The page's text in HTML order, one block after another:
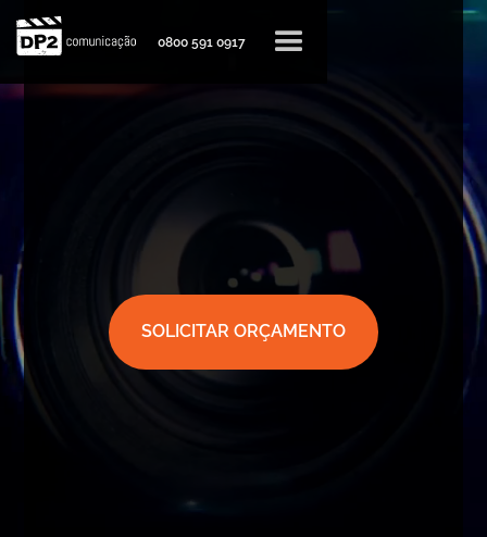
0800 591 0917
SOLICITAR ORÇAMENTO